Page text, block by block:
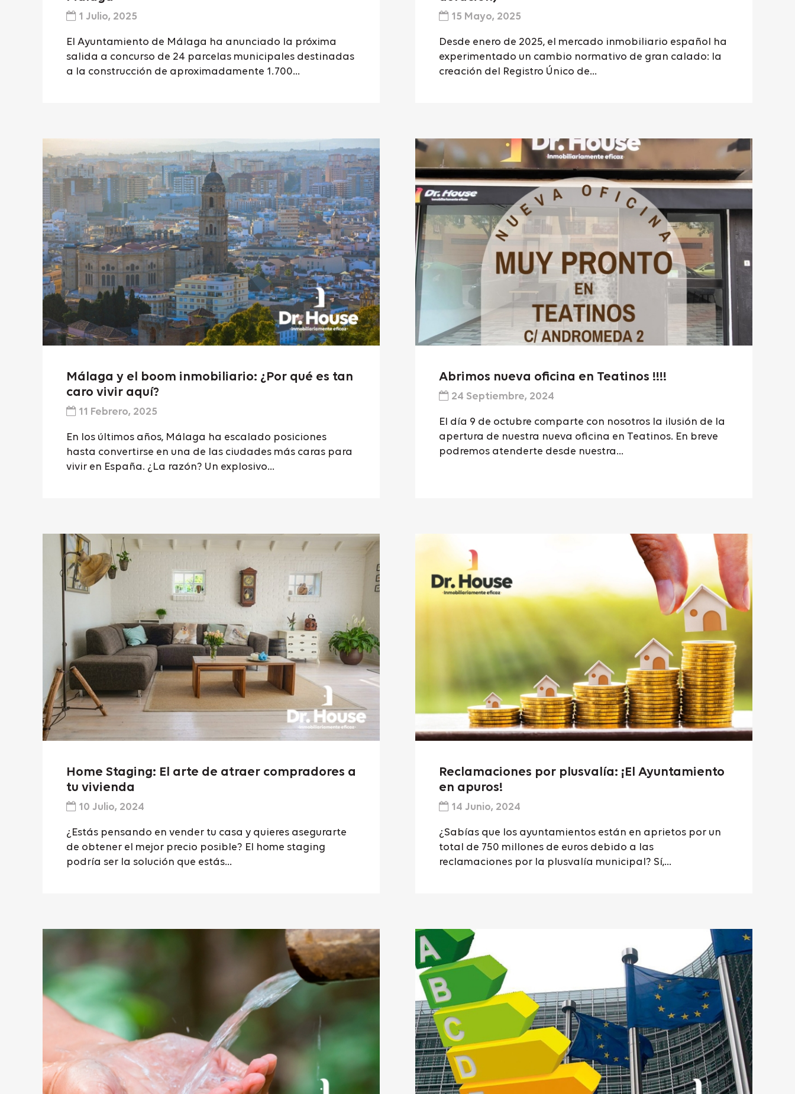
1 Julio, 2025
El Ayuntamiento de Málaga ha anunciado la próxima
salida a concurso de 24 parcelas municipales destinadas
a la construcción de aproximadamente 1.700...
15 Mayo, 2025
Desde enero de 2025, el mercado inmobiliario español ha
experimentado un cambio normativo de gran calado: la
creación del Registro Único de...
Málaga y el boom inmobiliario: ¿Por qué es tan
caro vivir aquí?
11 Febrero, 2025
En los últimos años, Málaga ha escalado posiciones
hasta convertirse en una de las ciudades más caras para
vivir en España. ¿La razón? Un explosivo...
Abrimos nueva oficina en Teatinos !!!!
24 Septiembre, 2024
El día 9 de octubre comparte con nosotros la ilusión de la
apertura de nuestra nueva oficina en Teatinos. En breve
podremos atenderte desde nuestra...
Home Staging: El arte de atraer compradores a
tu vivienda
10 Julio, 2024
¿Estás pensando en vender tu casa y quieres asegurarte
de obtener el mejor precio posible? El home staging
podría ser la solución que estás...
Reclamaciones por plusvalía: ¡El Ayuntamiento
en apuros!
14 Junio, 2024
¿Sabías que los ayuntamientos están en aprietos por un
total de 750 millones de euros debido a las
reclamaciones por la plusvalía municipal? Sí,...